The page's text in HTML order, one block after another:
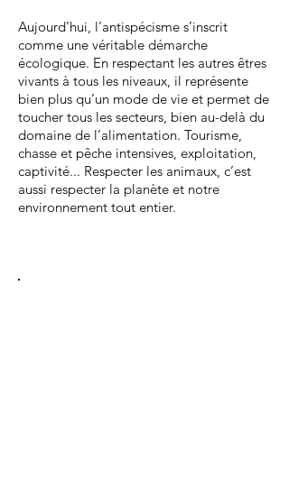
Aujourd’hui, l’antispécisme s’inscrit
comme une véritable démarche
écologique. En respectant les autres êtres
vivants à tous les niveaux, il représente
bien plus qu’un mode de vie et permet de
toucher tous les secteurs, bien au-delà du
domaine de l’alimentation. Tourisme,
chasse et pêche intensives, exploitation,
captivité... Respecter les animaux, c’est
aussi respecter la planète et notre
environnement tout entier.